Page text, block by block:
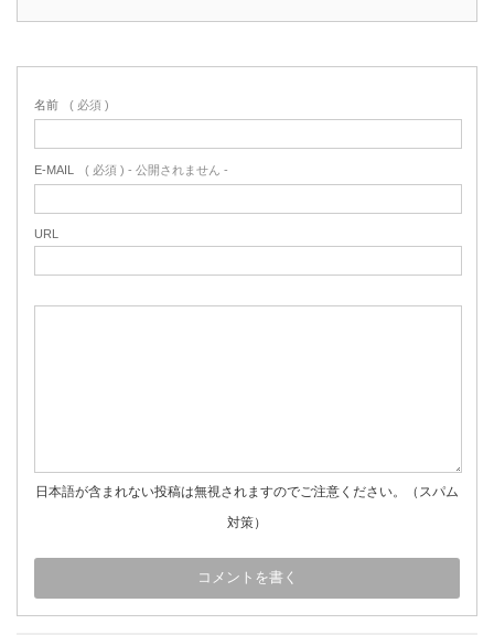
名前 ( 必須 )
E-MAIL ( 必須 ) - 公開されません -
URL
日本語が含まれない投稿は無視されますのでご注意ください。（スパム
対策）